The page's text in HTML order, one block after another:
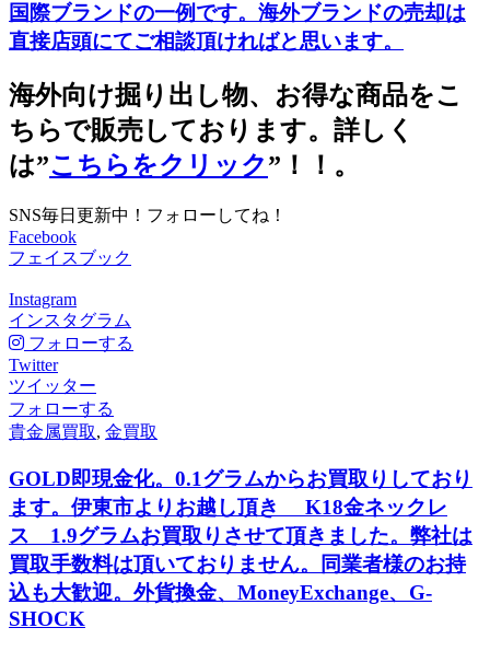
国際ブランドの一例です。海外ブランドの売却は
直接店頭にてご相談頂ければと思います。
海外向け掘り出し物、お得な商品をこ
ちらで販売しております。詳しく
は”こちらをクリック”！！。
SNS毎日更新中！フォローしてね！
Facebook
フェイスブック
Instagram
インスタグラム
フォローする
Twitter
ツイッター
フォローする
貴金属買取, 金買取
GOLD即現金化。0.1グラムからお買取りしており
ます。伊東市よりお越し頂き K18金ネックレ
ス 1.9グラムお買取りさせて頂きました。弊社は
買取手数料は頂いておりません。同業者様のお持
込も大歓迎。外貨換金、MoneyExchange、G-
SHOCK